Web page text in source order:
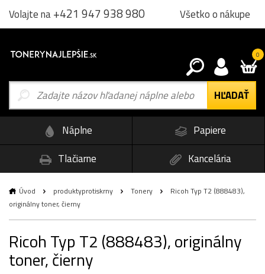
Volajte na+421 947 938 980 Všetko o nákupe
0
Náplne
Papiere
Tlačiarne
Kancelária
Úvod produktyprotiskrny Tonery
Ricoh Typ T2 (888483),
originálny toner, čierny
Ricoh Typ T2 (888483), originálny
toner, čierny